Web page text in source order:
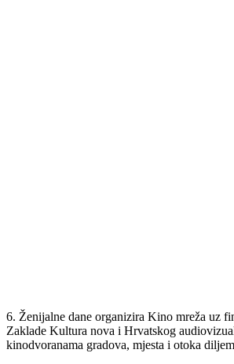
6. Ženijalne dane organizira Kino mreža uz
Zaklade Kultura nova i Hrvatskog
kinodvoranama gradova, mjesta i otoka